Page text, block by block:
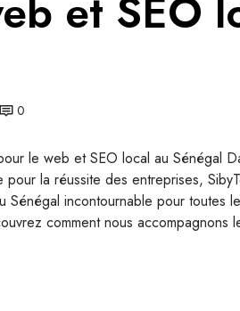
et SEO
0
le web et SEO local au Sénégal
la réussite des entreprises,
Sénégal incontournable pour toutes
comment nous accompagnons